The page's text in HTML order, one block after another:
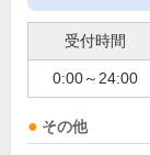
受付時間
0:00～24:00
その他